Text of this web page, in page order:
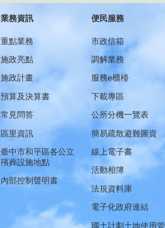
業務資訊
重點業務
施政亮點
施政計畫
預算及決算書
常見問答
區里資訊
臺中市和平區各公立
殯葬設施地點
內部控制聲明書
便民服務
市政信箱
調解業務
服務e櫃檯
下載專區
公所分機一覽表
簡易疏散避難圖資
線上電子書
活動相簿
法規資料庫
電子化政府連結
國土計劃土地使用管